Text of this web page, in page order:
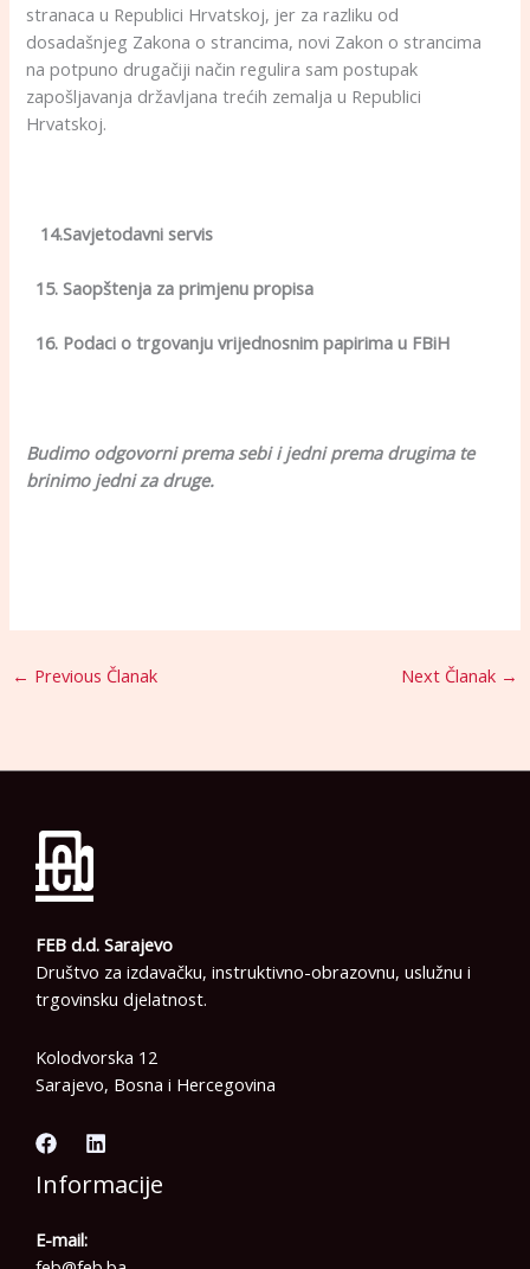
stranaca u Republici Hrvatskoj, jer za razliku od
dosadašnjeg Zakona o strancima, novi Zakon o strancima
na potpuno drugačiji način regulira sam postupak
zapošljavanja državljana trećih zemalja u Republici
Hrvatskoj.
14.Savjetodavni servis
15. Saopštenja za primjenu propisa
16. Podaci o trgovanju vrijednosnim papirima u FBiH
Budimo odgovorni prema sebi i jedni prema drugima te
brinimo jedni za druge.
← Previous Članak Next Članak →
FEB d.d. Sarajevo
Društvo za izdavačku, instruktivno-obrazovnu, uslužnu i
trgovinsku djelatnost.
Kolodvorska 12
Sarajevo, Bosna i Hercegovina
Informacije
E-mail: